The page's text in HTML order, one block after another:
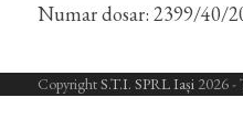
Numar dosar: 2399/40/
CopyrightS.T.I. SPRL Iași2026 -